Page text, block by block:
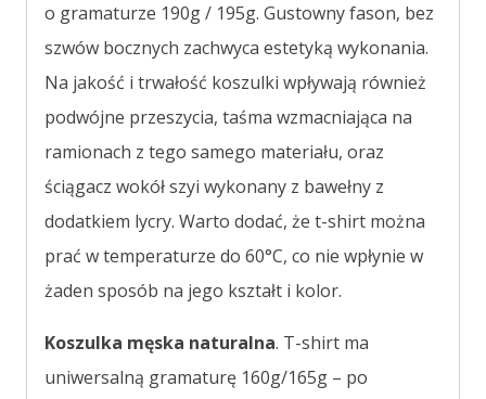
o gramaturze 190g / 195g. Gustowny fason, bez
szwów bocznych zachwyca estetyką wykonania.
Na jakość i trwałość koszulki wpływają również
podwójne przeszycia, taśma wzmacniająca na
ramionach z tego samego materiału, oraz
ściągacz wokół szyi wykonany z bawełny z
dodatkiem lycry. Warto dodać, że t-shirt można
prać w temperaturze do 60°C, co nie wpłynie w
żaden sposób na jego kształt i kolor.
Koszulka męska naturalna. T-shirt ma
uniwersalną gramaturę 160g/165g – po